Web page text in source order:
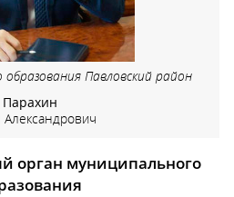
Павловский район
Парахин
орган муниципального